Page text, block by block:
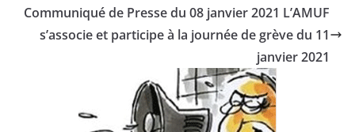
Communiqué de Presse du 08 janvier 2021 L’AMUF
s’associe et participe à la journée de grève du 11
janvier 2021